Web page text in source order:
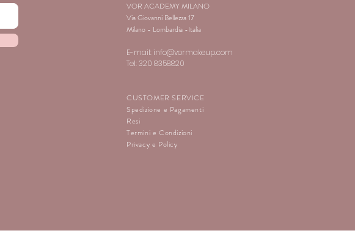
VOR ACADEMY MILANO
Via Giovanni Bellezza 17
Milano - Lombardia -Italia
E-mail: info@vormakeup.com
Tel: 320 8358820
CUSTOMER SERVICE
Spedizione e Pagamenti
Resi
Termini e Condizioni
Privacy e Policy